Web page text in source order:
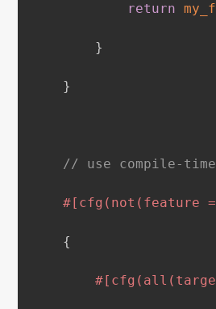
return
}
}
// use compile-
#[cfg(not(feature =
{